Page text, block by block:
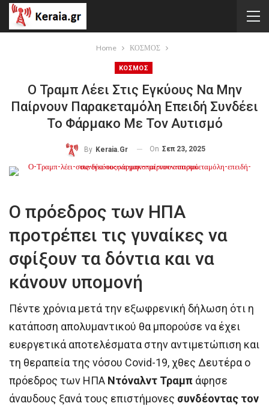
Home ΚΟΣΜΟΣ
ΚΟΣΜΟΣ
Ο Τραμπ Λέει Στις Εγκύους Να Μην
Παίρνουν Παρακεταμόλη Επειδή Συνδέει
Το Φάρμακο Με Τον Αυτισμό
By Keraia.gr On Σεπ 23, 2025
Ο πρόεδρος των ΗΠΑ
προτρέπει τις γυναίκες να
σφίξουν τα δόντια και να
κάνουν υπομονή
Πέντε χρόνια μετά την εξωφρενική δήλωση ότι η
κατάποση απολυμαντικού θα μπορούσε να έχει
ευεργετικά αποτελέσματα στην αντιμετώπιση και
τη θεραπεία της νόσου Covid-19, χθες Δευτέρα ο
πρόεδρος των ΗΠΑ Ντόναλντ Τραμπ άφησε
άναυδους ξανά τους επιστήμονες συνδέοντας τον